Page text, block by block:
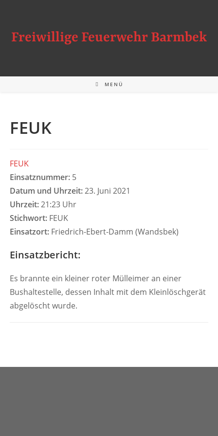
springen
Freiwillige Feuerwehr Barmbek
MENÜ
FEUK
FEUK
Einsatznummer: 5
Datum und Uhrzeit:23. Juni 2021
Uhrzeit:21:23 Uhr
Stichwort: FEUK
Einsatzort: Friedrich-Ebert-Damm (Wandsbek)
Einsatzbericht:
Es brannte ein kleiner roter Mülleimer an einer
Bushaltestelle, dessen Inhalt mit dem Kleinlöschgerät
abgelöscht wurde.